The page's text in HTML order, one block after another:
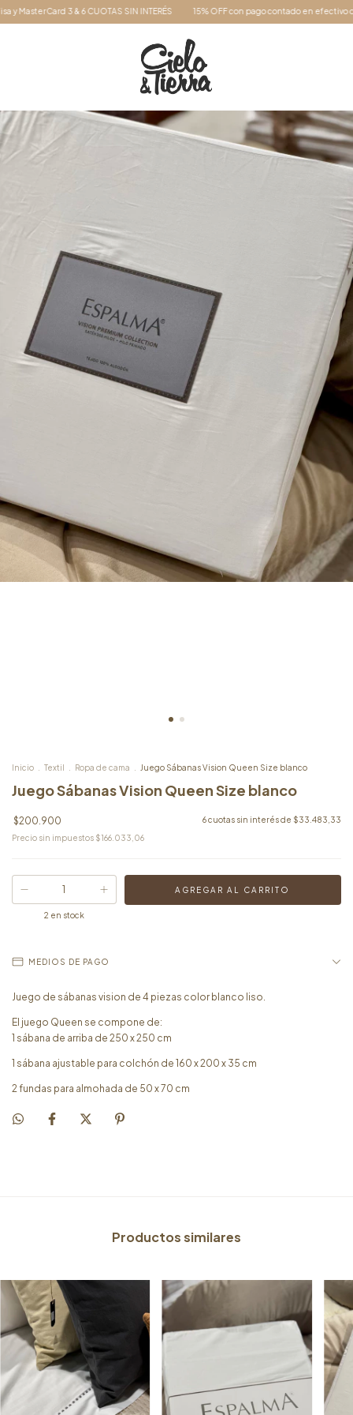
3 & 6 CUOTAS SIN INTERÉS 15% OFF con pago contado en efectivo o
Inicio Textil Ropa de cama Juego Sábanas Vision Queen Size blanco
Juego Sábanas Vision Queen Size blanco
$200.900 6cuotas sin interés de $33.483,33
Precio sin impuestos $166.033,06
2 en stock
MEDIOS DE PAGO
Juego de sábanas vision de 4 piezas color blanco liso.
El juego Queen se compone de:
1 sábana de arriba de 250 x 250 cm
1 sábana ajustable para colchón de 160 x 200 x 35 cm
2 fundas para almohada de 50 x 70 cm
Productos similares